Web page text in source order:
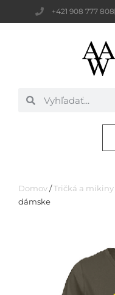
+421 908 777 808
Domov/Tričká a mikiny
dámske